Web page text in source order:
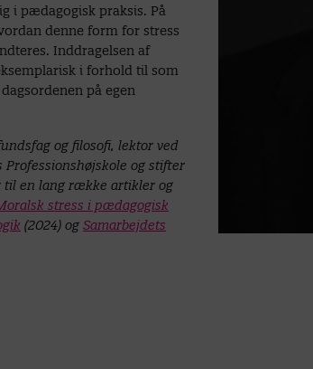
i pædagogisk praksis. På
denne form for stress
Inddragelsen af
i forhold til som
på egen
og filosofi, lektor ved
og stifter
til en lang række artikler og
stress i pædagogisk
(2024) og Samarbejdets